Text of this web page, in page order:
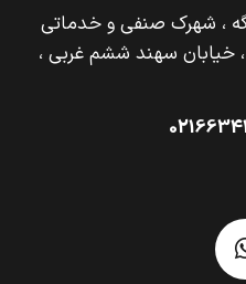
، شهرک صنفی و‌ خدماتی
خیابان سهند ششم غربی ،